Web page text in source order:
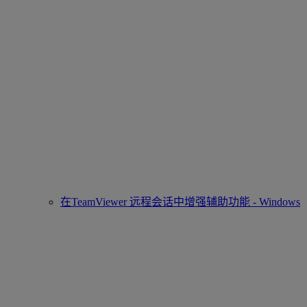
在TeamViewer 远程会话中增强辅助功能 - Windows